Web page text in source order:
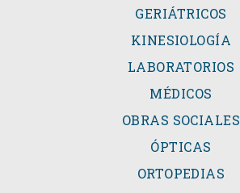
GERIÁTRICOS
KINESIOLOGÍA
LABORATORIOS
MÉDICOS
OBRAS SOCIALES
ÓPTICAS
ORTOPEDIAS